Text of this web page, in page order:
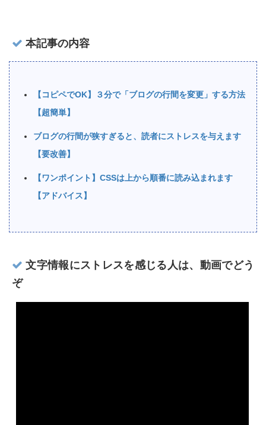
本記事の内容
【コピペでOK】３分で「ブログの行間を変更」する方法
【超簡単】
ブログの行間が狭すぎると、読者にストレスを与えます
【要改善】
【ワンポイント】CSSは上から順番に読み込まれます
【アドバイス】
文字情報にストレスを感じる人は、動画でどう
ぞ